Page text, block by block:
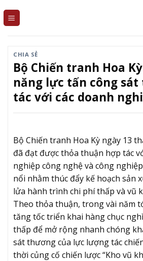
CHIA SẺ
Bộ Chiến tranh Hoa
năng lực tấn công
tác với các doanh
Bộ Chiến tranh Hoa Kỳ ngày 13
đã đạt được thỏa thuận hợp tác
nghiệp công nghệ và công
nổi nhằm thúc đẩy kế hoạch sản
lửa hành trình chi phí thấp và vũ
Theo thỏa thuận, trong vài năm
tăng tốc triển khai hàng chục
thấp để mở rộng nhanh chóng
sát thương của lực lượng tác
thời củng cố chiến lược “Kho vũ